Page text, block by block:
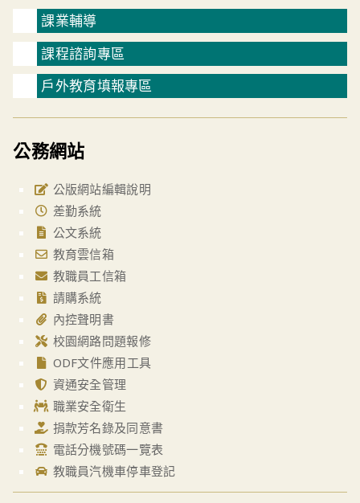
課業輔導
課程諮詢專區
戶外教育填報專區
公務網站
公版網站編輯說明
差勤系統
公文系統
教育雲信箱
教職員工信箱
請購系統
內控聲明書
校園網路問題報修
ODF文件應用工具
資通安全管理
職業安全衛生
捐款芳名錄及同意書
電話分機號碼一覽表
教職員汽機車停車登記